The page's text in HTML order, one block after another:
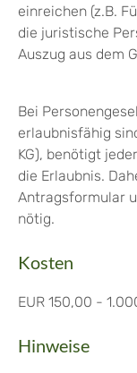
einreichen (z.B.
die juristische
Auszug aus dem
Bei
erlaubnisfähig
KG), benötigt
die Erlaubnis.
Antragsformular
nötig.
Kosten
EUR 150,00 -
Hinweise